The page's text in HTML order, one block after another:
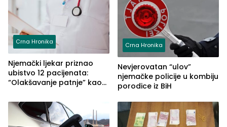
Crna Hronika
Njemački ljekar priznao
ubistvo 12 pacijenata:
“Olakšavanje patnje” kao
Crna Hronika
Nevjerovatan “ulov”
njemačke policije u kombiju
porodice iz BiH